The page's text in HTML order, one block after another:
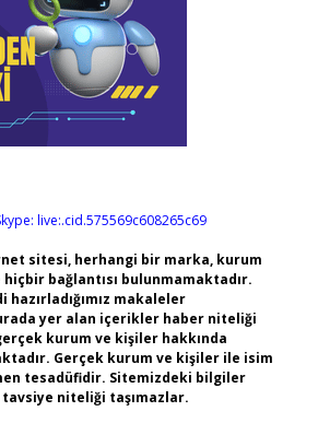
live:.cid.575569c608265c69
sitesi, herhangi bir marka, kurum
bağlantısı bulunmamaktadır.
hazırladığımız makaleler
yer alan içerikler haber niteliği
kurum ve kişiler hakkında
Gerçek kurum ve kişiler ile isim
tesadüfidir. Sitemizdeki bilgiler
niteliği taşımazlar.